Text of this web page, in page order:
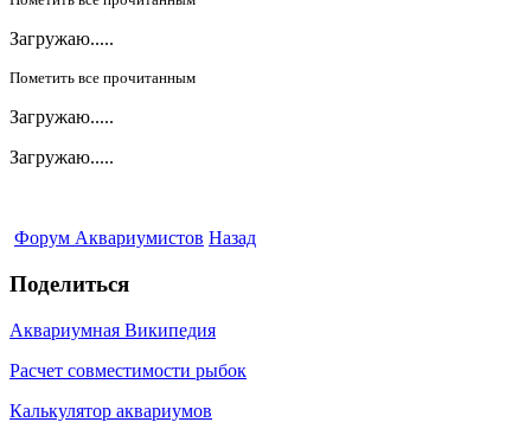
Загружаю.....
Пометить все прочитанным
Загружаю.....
Загружаю.....
Форум Аквариумистов Назад
Поделиться
Аквариумная Википедия
Расчет совместимости рыбок
Калькулятор аквариумов